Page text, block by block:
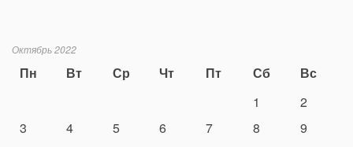
Октябрь 2022
Пн Вт Ср Чт Пт Сб
Вс
1
2
3
4 5 6 7 8
9